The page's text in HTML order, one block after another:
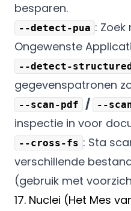
besparen.
--detect-pua : Zoek
Ongewenste
--detect-structured
gegevenspatronen
--scan-pdf / --
inspectie in voor
--cross-fs : Sta
verschillende
(gebruik met
17. Nuclei (Het Mes